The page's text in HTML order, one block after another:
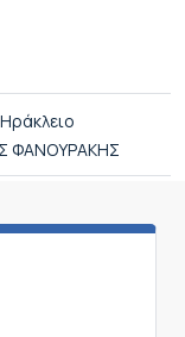
ΦΑΝΟΥΡΑΚΗΣ